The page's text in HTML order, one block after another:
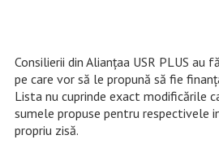
Consilierii din Alianțaa USR PLUS au
pe care vor să le propună să fie
Lista nu cuprinde exact modificările
sumele propuse pentru respectivele
propriu zisă.